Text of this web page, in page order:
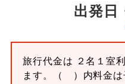
出発日
旅行代金は ２名１室
ます。
（ ）内料金は